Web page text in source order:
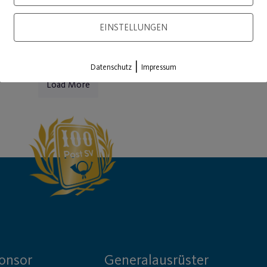
Load More
Generalausrüster
EINSTELLUNGEN
Datenschutz | Impressum